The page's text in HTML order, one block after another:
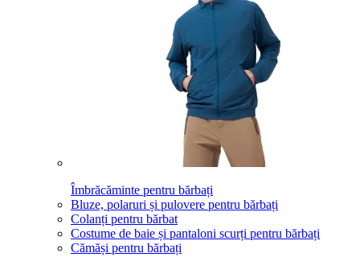
Îmbrăcăminte pentru bărbați
Bluze, polaruri și pulovere pentru bărbați
Colanți pentru bărbat
Costume de baie și pantaloni scurți pentru bărbați
Cămăși pentru bărbați